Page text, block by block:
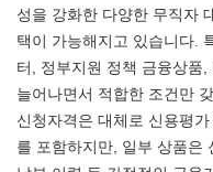
성을 강화한 다양한 무직자
택이 가능해지고 있습니다.
터, 정부지원 정책 금융상품
늘어나면서 적합한 조건만
신청자격은 대체로 신용평
를 포함하지만, 일부 상품은